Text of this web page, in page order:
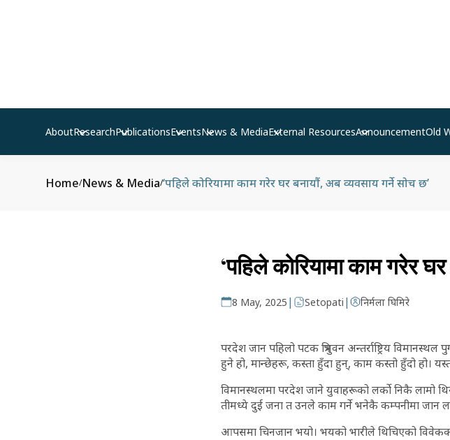
AboutResearchPublicationsEventsNews & MediaExternal ResourcesAnnouncementOld
Home/News & Media/‘पहिले कोरियामा काम गरेर घर बनायौं, अब व्यवसाय गर्ने सोच छ’
‘पहिले कोरियामा काम गरेर
8 May, 2025 | Setopati | निर्मला घिमिरे
परदेश जान पहिलो पटक त्रिभुवन अन्तर्राष्ट्रिय
हुने हो, मान्छेहरू, कस्ता हुँदा हुन्, काम कस्तो हुँदो हो।
विमानस्थलमा परदेश जाने युवाहरूको लर्को निकै लामो
तीमध्ये दुई जना त उनले काम गर्ने भनेकै कम्पनीमा जान
आपसमा चिनजान भयो। भयको भारीले थिचिएको